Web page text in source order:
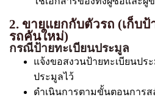
2. ขายแยกกับตัวรถ (เก็บป้
รถคันใหม่)
กรณีป้ายทะเบียนประมูล
แจ้งขอสงวนป้ายทะเบียนปร
ประมูลไว้
ดำเนินการตามขั้นตอนการส